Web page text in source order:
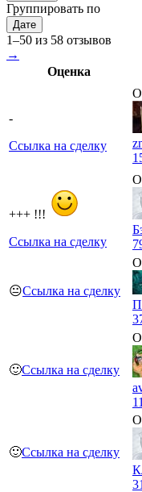
Группировать по
Дате
1–50 из 58 отзывов
→
Оценка
-
Ссылка на сделку
+++ !!!
Ссылка на сделку
😐Ссылка на сделку
🙂Ссылка на сделку
🙂Ссылка на сделку